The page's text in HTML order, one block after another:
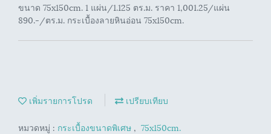
ขนาด 75x150cm. 1 แผ่น/1.125 ตร.ม. ราคา 1,001.25/แผ่น
890.-/ตร.ม. กระเบื้องลายหินอ่อน 75x150cm.
เพิ่มรายการโปรด เปรียบเทียบ
หมวดหมู่ : กระเบื้องขนาดพิเศษ , 75x150cm.